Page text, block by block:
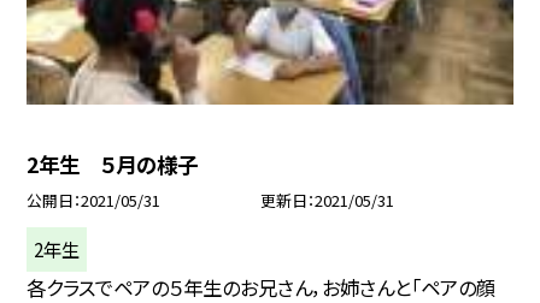
2年生 ５月の様子
公開日 2021/05/31 更新日 2021/05/31
2年生
各クラスでペアの５年生のお兄さん，お姉さんと「ペアの顔